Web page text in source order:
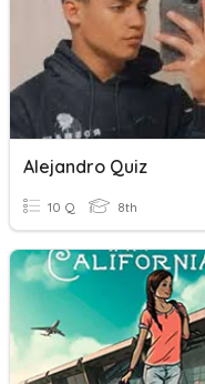
Alejandro Quiz
10 Q 8th